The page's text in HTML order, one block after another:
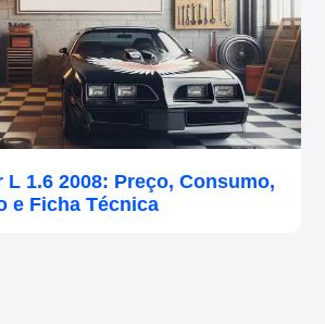
L 1.6 2008: Preço, Consumo,
e Ficha Técnica